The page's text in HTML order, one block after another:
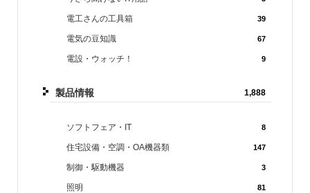
電工さんの工具箱 39
電気の豆知識 67
電設・ウォッチ！ 9
製品情報 1,888
ソフトフェア・IT 8
住宅設備・空調・OA機器類 147
制御・駆動機器 3
照明 81